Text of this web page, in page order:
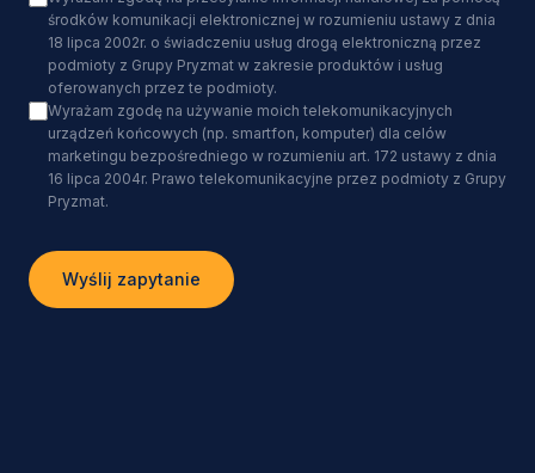
środków komunikacji elektronicznej w rozumieniu ustawy z dnia
18 lipca 2002r. o świadczeniu usług drogą elektroniczną przez
podmioty z Grupy Pryzmat w zakresie produktów i usług
oferowanych przez te podmioty.
Wyrażam zgodę na używanie moich telekomunikacyjnych
urządzeń końcowych (np. smartfon, komputer) dla celów
marketingu bezpośredniego w rozumieniu art. 172 ustawy z dnia
16 lipca 2004r. Prawo telekomunikacyjne przez podmioty z Grupy
Pryzmat.
Wyślij zapytanie